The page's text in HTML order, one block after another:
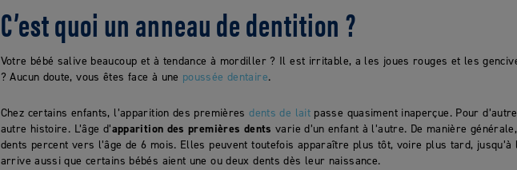
C’est quoi un anneau de dentition ?
Votre bébé salive beaucoup et à tendance à mordiller ? Il est irritable, a les joues rouges et les
? Aucun doute, vous êtes face à une poussée dentaire.
Chez certains enfants, l’apparition des premièresdents de laitpasse quasiment inaperçue. Pour
autre histoire. L’âge d’apparition des premières dents varie d’un enfant à l’autre. De manière
dents percent vers l’âge de 6 mois. Elles peuvent toutefois apparaître plus tôt, voire plus tard, jusqu’à
arrive aussi que certains bébés aient une ou deux dents dès leur naissance.